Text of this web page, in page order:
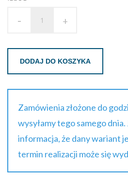
- +
DODAJ DO KOSZYKA
Zamówienia złożone do
wysyłamy tego samego
informacja, że dany wariant
termin realizacji może się